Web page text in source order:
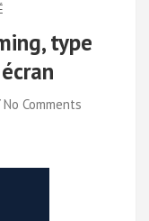
type
No Comments